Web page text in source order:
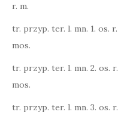
r. m.
tr. przyp. ter. l. mn. 1. os. r.
mos.
tr. przyp. ter. l. mn. 2. os. r.
mos.
tr. przyp. ter. l. mn. 3. os. r.